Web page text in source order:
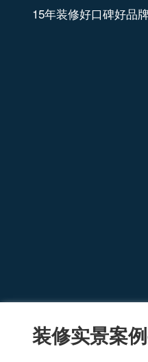
15年装修好口碑好
装修实景案